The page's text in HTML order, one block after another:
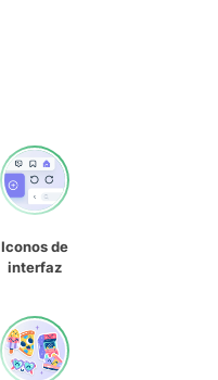
Iconos de
interfaz